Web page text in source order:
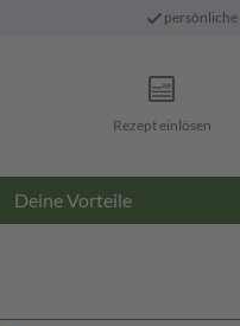
persönliche
Rezept einlösen
Deine Vorteile